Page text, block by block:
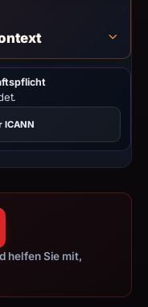
helfen Sie mit,